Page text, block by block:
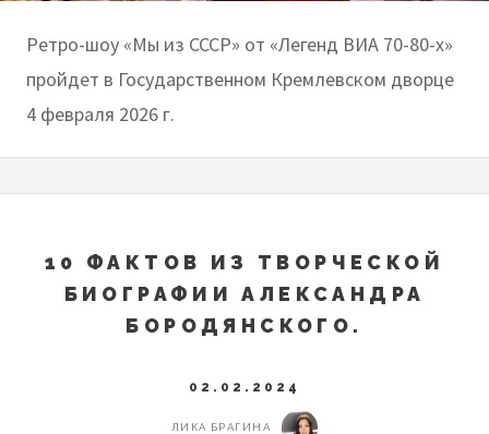
Ретро-шоу «Мы из СССР» от «Легенд ВИА 70-80-х»
пройдет в Государственном Кремлевском дворце
4 февраля 2026 г.
10 ФАКТОВ ИЗ ТВОРЧЕСКОЙ
БИОГРАФИИ АЛЕКСАНДРА
БОРОДЯНСКОГО.
02.02.2024
ЛИКА БРАГИНА